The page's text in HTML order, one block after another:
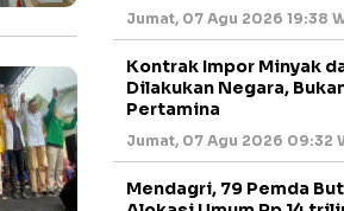
Jumat, 07 Agu 2026 19:38
Kontrak Impor Minyak
Dilakukan Negara,
Pertamina
Jumat, 07 Agu 2026 09:32
Mendagri, 79 Pemda